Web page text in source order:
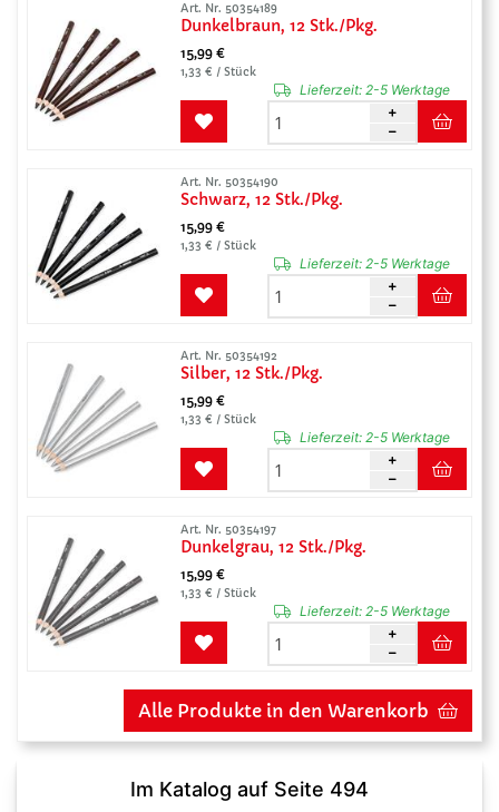
Art. Nr. 50354189
Dunkelbraun, 12 Stk./Pkg.
15,99 €
1,33 € / Stück
Lieferzeit:2-5 Werktage
Art. Nr. 50354190
Schwarz, 12 Stk./Pkg.
15,99 €
1,33 € / Stück
Lieferzeit:2-5 Werktage
Art. Nr. 50354192
Silber, 12 Stk./Pkg.
15,99 €
1,33 € / Stück
Lieferzeit:2-5 Werktage
Art. Nr. 50354197
Dunkelgrau, 12 Stk./Pkg.
15,99 €
1,33 € / Stück
Lieferzeit:2-5 Werktage
Alle Produkte in den Warenkorb
Im Katalog auf Seite 494